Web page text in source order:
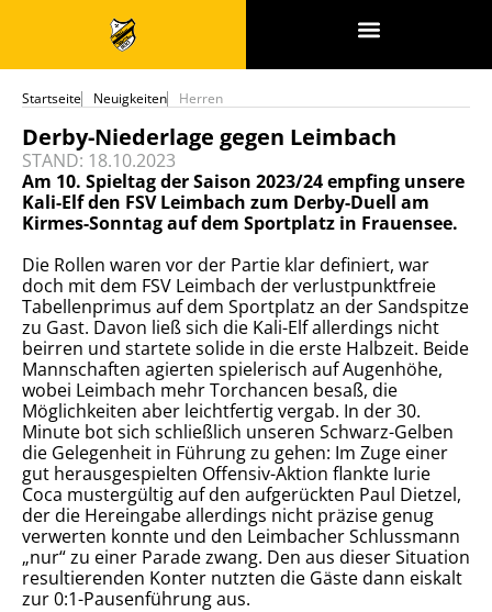
Startseite Neuigkeiten Herren
Derby-Niederlage gegen Leimbach
STAND: 18.10.2023
Am 10. Spieltag der Saison 2023/24 empfing unsere
Kali-Elf den FSV Leimbach zum Derby-Duell am
Kirmes-Sonntag auf dem Sportplatz in Frauensee.
Die Rollen waren vor der Partie klar definiert, war
doch mit dem FSV Leimbach der verlustpunktfreie
Tabellenprimus auf dem Sportplatz an der Sandspitze
zu Gast. Davon ließ sich die Kali-Elf allerdings nicht
beirren und startete solide in die erste Halbzeit. Beide
Mannschaften agierten spielerisch auf Augenhöhe,
wobei Leimbach mehr Torchancen besaß, die
Möglichkeiten aber leichtfertig vergab. In der 30.
Minute bot sich schließlich unseren Schwarz-Gelben
die Gelegenheit in Führung zu gehen: Im Zuge einer
gut herausgespielten Offensiv-Aktion flankte Iurie
Coca mustergültig auf den aufgerückten Paul Dietzel,
der die Hereingabe allerdings nicht präzise genug
verwerten konnte und den Leimbacher Schlussmann
„nur“ zu einer Parade zwang. Den aus dieser Situation
resultierenden Konter nutzten die Gäste dann eiskalt
zur 0:1-Pausenführung aus.